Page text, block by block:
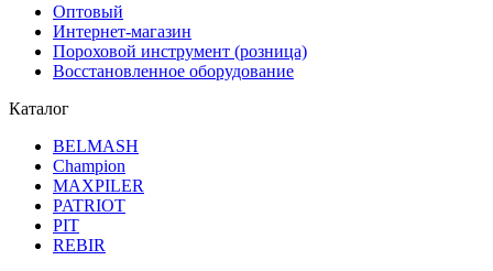
Оптовый
Интернет-магазин
Пороховой инструмент (розница)
Восстановленное оборудование
Каталог
BELMASH
Champion
MAXPILER
PATRIOT
PIT
REBIR